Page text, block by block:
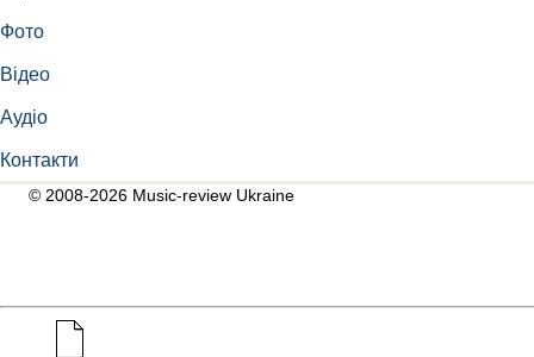
Фото
Відео
Аудіо
Контакти
© 2008-2026 Music-review Ukraine